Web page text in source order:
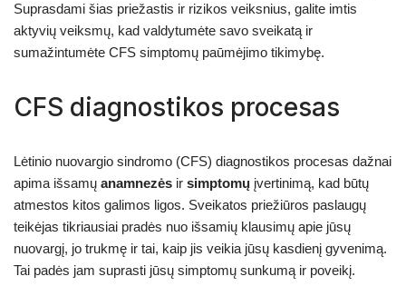
Suprasdami šias priežastis ir rizikos veiksnius, galite imtis
aktyvių veiksmų, kad valdytumėte savo sveikatą ir
sumažintumėte CFS simptomų paūmėjimo tikimybę.
CFS diagnostikos procesas
Lėtinio nuovargio sindromo (CFS) diagnostikos procesas dažnai
apima išsamų anamnezės ir simptomų įvertinimą, kad būtų
atmestos kitos galimos ligos. Sveikatos priežiūros paslaugų
teikėjas tikriausiai pradės nuo išsamių klausimų apie jūsų
nuovargį, jo trukmę ir tai, kaip jis veikia jūsų kasdienį gyvenimą.
Tai padės jam suprasti jūsų simptomų sunkumą ir poveikį.